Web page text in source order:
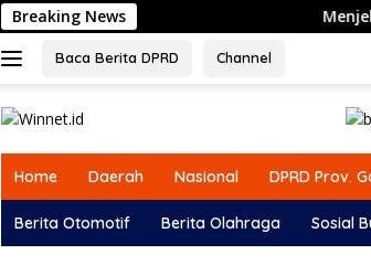
Breaking News Menjelang HUT ke-
Baca Berita DPRD Channel
Home Daerah Nasional DPRD Prov.
Berita Otomotif Berita Olahraga Sosial